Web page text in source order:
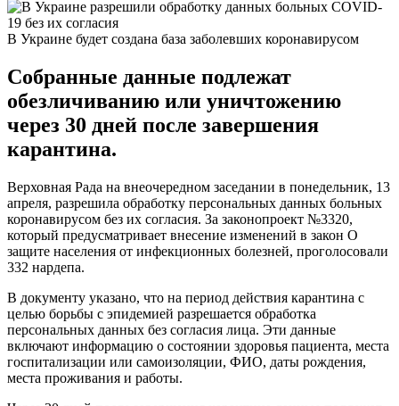
В Украине будет создана база заболевших коронавирусом
Собранные данные подлежат
обезличиванию или уничтожению
через 30 дней после завершения
карантина.
Верховная Рада на внеочередном заседании в понедельник, 13
апреля, разрешила обработку персональных данных больных
коронавирусом без их согласия. За законопроект №3320,
который предусматривает внесение изменений в закон О
защите населения от инфекционных болезней, проголосовали
332 нардепа.
В документу указано, что на период действия карантина с
целью борьбы с эпидемией разрешается обработка
персональных данных без согласия лица. Эти данные
включают информацию о состоянии здоровья пациента, места
госпитализации или самоизоляции, ФИО, даты рождения,
места проживания и работы.